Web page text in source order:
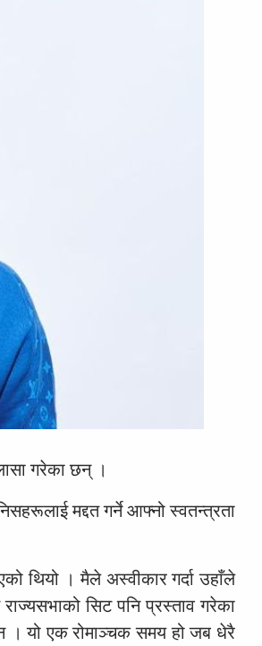
गरेका छन् ।
मद्दत गर्ने आफ्नो स्वतन्त्रता
थियो । मैले अस्वीकार गर्दा उहाँले
सिट पनि प्रस्ताव गरेका
। यो एक रोमाञ्चक समय हो जब धेरै